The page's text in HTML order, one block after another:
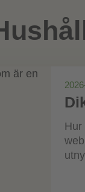
Hur